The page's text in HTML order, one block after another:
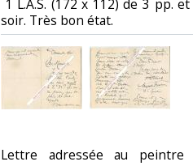
1 L.A.S. (172 x 112) de 3 pp.
soir. Très bon état. ‎
‎Lettre adressée au peintre